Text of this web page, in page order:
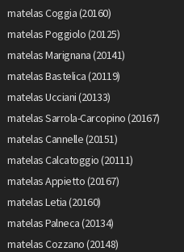
matelas Coggia (20160)
matelas Poggiolo (20125)
matelas Marignana (20141)
matelas Bastelica (20119)
matelas Ucciani (20133)
matelas Sarrola-Carcopino (20167)
matelas Cannelle (20151)
matelas Calcatoggio (20111)
matelas Appietto (20167)
matelas Letia (20160)
matelas Palneca (20134)
matelas Cozzano (20148)